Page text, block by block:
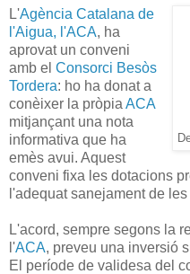
L'Agència Catalana de
l'Aigua, l'ACA, ha
aprovat un conveni
amb el Consorci Besòs
Tordera: ho ha donat a
conèixer la pròpia ACA
mitjançant una nota
informativa que ha
emès avui. Aquest
conveni fixa les dotacions
l'adequat sanejament de
L'acord, sempre segons la
l'ACA, preveu una inversió
El període de validesa del